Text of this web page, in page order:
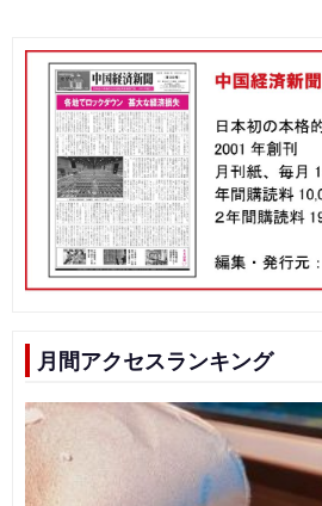
月間アクセスランキング